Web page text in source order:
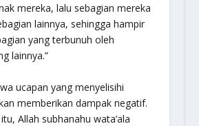
mereka, lalu sebagian mereka
lainnya, sehingga hampir
yang terbunuh oleh
lainnya.”
ucapan yang menyelisihi
memberikan dampak negatif.
Allah subhanahu wata’ala